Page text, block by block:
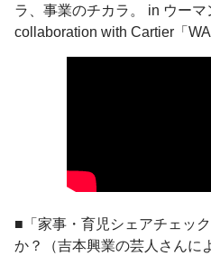
ラ、事業のチカラ。 in ウー
collaboration with Cartier「
■「家事・育児シェアチェッ
か？（吉本興業の芸人さんに